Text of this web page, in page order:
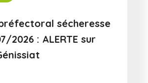
sécheresse
2026 : ALERTE sur